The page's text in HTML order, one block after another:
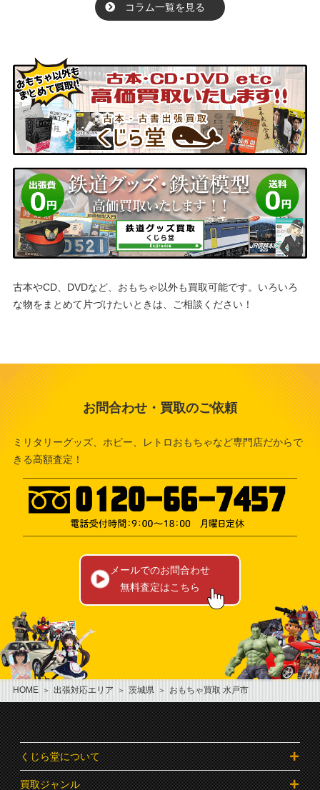
HOME 出張対応エリア 茨城県 おもちゃ買取 水戸市
コラム一覧を見る
古本やCD、DVDなど、おもちゃ以外も買取可能です。 いろいろ
な物をまとめて片づけたいときは、ご相談ください！
お問合わせ・買取のご依頼
ミリタリーグッズ、ホビー、レトロおもちゃなど専門店だからで
きる高額査定！
メールでのお問合わせ
無料査定はこちら
くじら堂について
買取ジャンル